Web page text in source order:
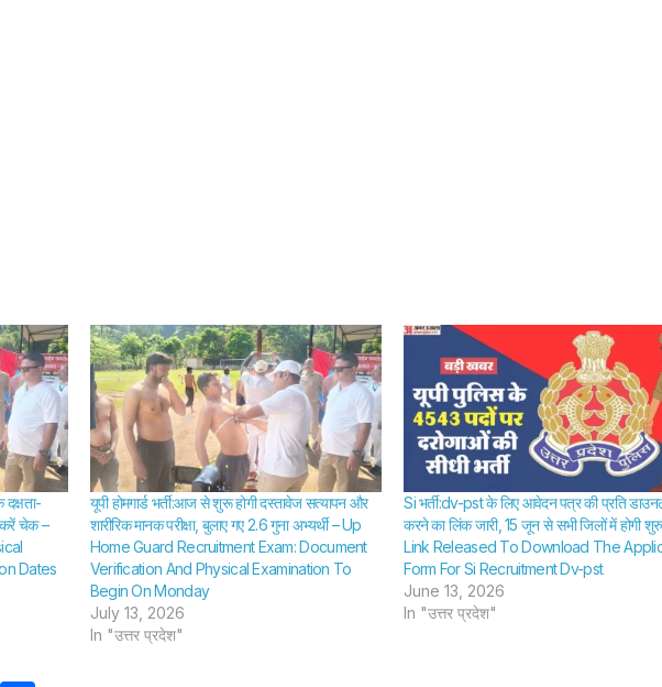
दक्षता-
करें चेक –
Dates
यूपी होमगार्ड भर्ती:आज से शुरू होगी दस्तावेज सत्यापन और
शारीरिक मानक परीक्षा, बुलाए गए 2.6 गुना अभ्यर्थी – Up
Home Guard Recruitment Exam: Document
Verification And Physical Examination To
Begin On Monday
July 13, 2026
In "उत्तर प्रदेश"
Si भर्ती:dv-pst के लिए आवेदन पत्र की प्रति
करने का लिंक जारी, 15 जून से सभी जिलों में होगी
Link Released To Download The
Form For Si Recruitment Dv-pst
June 13, 2026
In "उत्तर प्रदेश"